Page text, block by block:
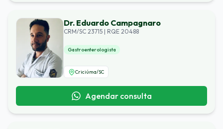
Dr. Eduardo Campagnaro
CRM/SC 23715 | RQE 20488
Gastroenterologista
Criciúma/SC
Agendar consulta